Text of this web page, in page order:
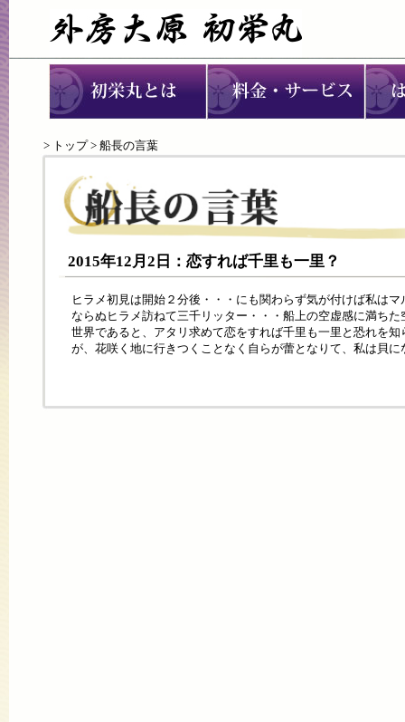
> トップ> 船長の言葉
2015年12月2日：恋すれば千里も一里？
ヒラメ初見は開始２分後・・・にも関わらず気が付けば私は
ならぬヒラメ訪ねて三千リッター・・・船上の空虚感に満ち
世界であると、アタリ求めて恋をすれば千里も一里と恐れを
が、花咲く地に行きつくことなく自らが蕾となりて、私は貝